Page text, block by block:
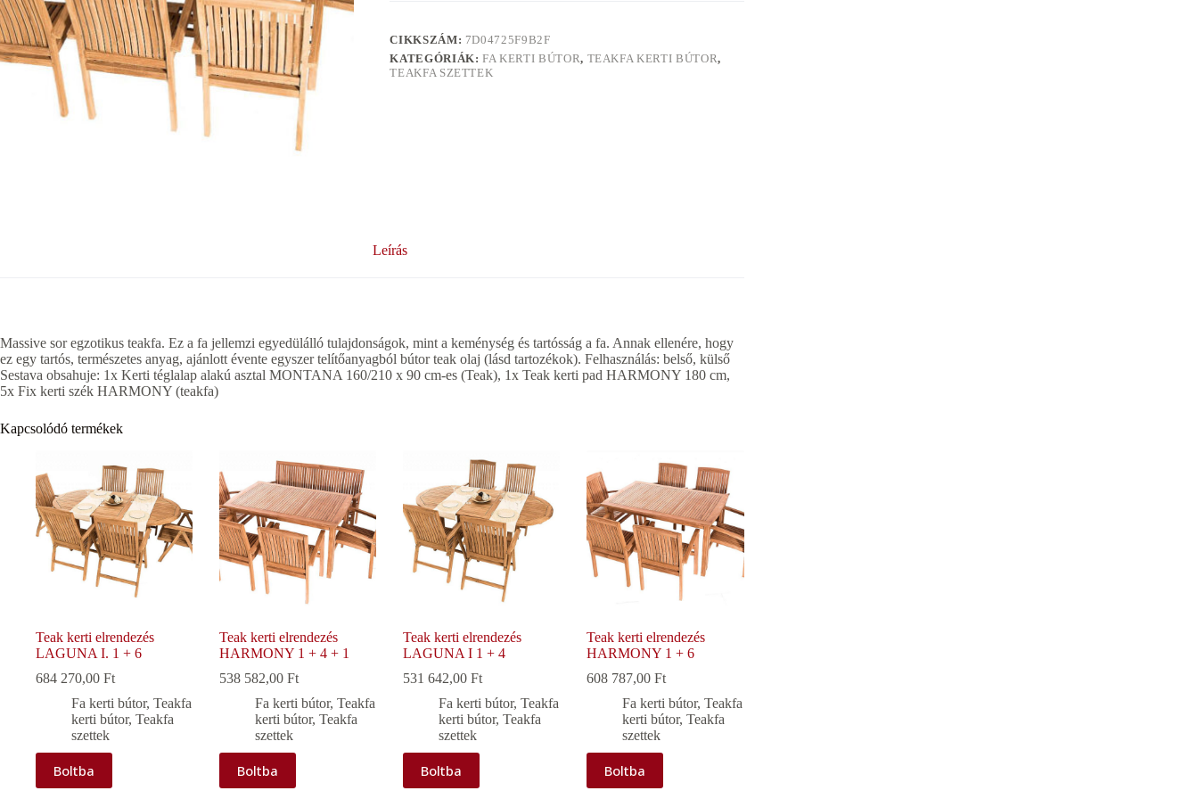
CIKKSZÁM: 7D04725F9B2F
KATEGÓRIÁK:FA KERTI BÚTOR, TEAKFA KERTI BÚTOR,
TEAKFA SZETTEK
Leírás
Massive sor egzotikus teakfa. Ez a fa jellemzi egyedülálló tulajdonságok, mint a keménység és tartósság a fa. Annak ellenére, hogy
ez egy tartós, természetes anyag, ajánlott évente egyszer telítőanyagból bútor teak olaj (lásd tartozékok). Felhasználás: belső, külső
Sestava obsahuje: 1x Kerti téglalap alakú asztal MONTANA 160/210 x 90 cm-es (Teak), 1x Teak kerti pad HARMONY 180 cm,
5x Fix kerti szék HARMONY (teakfa)
Kapcsolódó termékek
Teak kerti elrendezés
LAGUNA I. 1 + 6
684 270,00 Ft
Fa kerti bútor, Teakfa
kerti bútor, Teakfa
szettek
Boltba
Teak kerti elrendezés
HARMONY 1 + 4 + 1
538 582,00Ft
Fa kerti bútor,Teakfa
kerti bútor,Teakfa
szettek
Boltba
Teak kerti elrendezés
LAGUNA I 1 + 4
531 642,00Ft
Fa kerti bútor,Teakfa
kerti bútor,Teakfa
szettek
Boltba
Teak kerti elrendezés
HARMONY 1 + 6
608 787,00Ft
Fa kerti bútor,Teakfa
kerti bútor,Teakfa
szettek
Boltba